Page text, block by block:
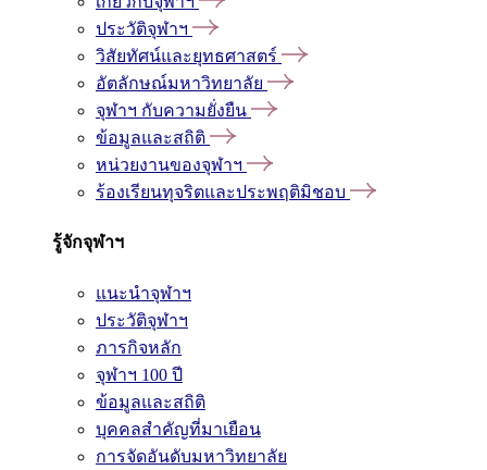
ประวัติจุฬาฯ
วิสัยทัศน์และยุทธศาสตร์
อัตลักษณ์มหาวิทยาลัย
จุฬาฯ กับความยั่งยืน
ข้อมูลและสถิติ
หน่วยงานของจุฬาฯ
ร้องเรียนทุจริตและประพฤติมิชอบ
รู้จักจุฬาฯ
แนะนำจุฬาฯ
ประวัติจุฬาฯ
ภารกิจหลัก
จุฬาฯ 100 ปี
ข้อมูลและสถิติ
บุคคลสำคัญที่มาเยือน
การจัดอันดับมหาวิทยาลัย